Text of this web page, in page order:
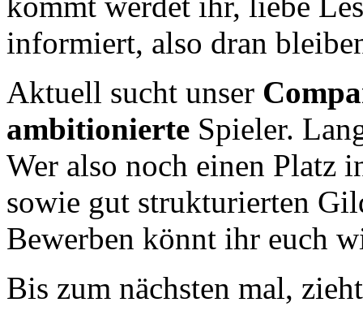
informiert, also dran
Aktuell sucht unser
ambitionierte Spieler.
Wer also noch einen Platz
sowie gut strukturierten
Bewerben könnt ihr euch
Bis zum nächsten mal,